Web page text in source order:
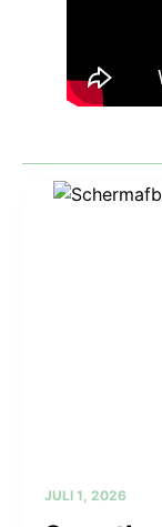
JULI 1, 2026